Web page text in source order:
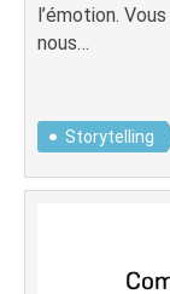
l’émotion.
nous…
Storytelling